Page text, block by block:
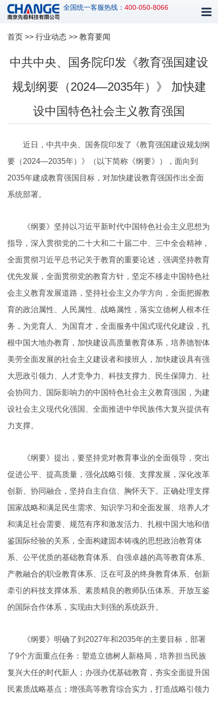
全国统一客服热线： 400-050-8066
首页 >> 行业动态 >> 教育要闻
中共中央、国务院印发《教育强国建设
规划纲要（2024—2035年）》 加快建
设中国特色社会主义教育强国
近日，中共中央、国务院印发了《教育强国建设规划纲
要（2024—2035年）》（以下简称《纲要》），面向到
2035年建成教育强国目标，对加快建设教育强国作出全面
系统部署。
《纲要》坚持以习近平新时代中国特色社会主义思想为
指导，深入贯彻党的二十大和二十届二中、三中全会精神，
全面贯彻习近平总书记关于教育的重要论述，强调坚持教育
优先发展，全面贯彻党的教育方针，坚定不移走中国特色社
会主义教育发展道路，坚持社会主义办学方向，全面把握教
育的政治属性、人民属性、战略属性，落实立德树人根本任
务，为党育人、为国育才，全面服务中国式现代化建设，扎
根中国大地办教育，加快建设高质量教育体系，培养德智体
美劳全面发展的社会主义建设者和接班人，加快建设具有强
大思政引领力、人才竞争力、科技支撑力、民生保障力、社
会协同力、国际影响力的中国特色社会主义教育强国，为建
设社会主义现代化强国、全面推进中华民族伟大复兴提供有
力支撑。
《纲要》提出，要坚持党对教育事业的全面领导，突出
促进公平、提高质量，强化战略引领、支撑发展，深化改革
创新、协同融合，坚持自主自信、胸怀天下。正确处理支撑
国家战略和满足民生需求、知识学习和全面发展、培养人才
和满足社会需要、规范有序和激发活力、扎根中国大地和借
鉴国际经验的关系，全面构建固本铸魂的思想政治教育体
系、公平优质的基础教育体系、自强卓越的高等教育体系、
产教融合的职业教育体系、泛在可及的终身教育体系、创新
牵引的科技支撑体系、素质精良的教师队伍体系、开放互鉴
的国际合作体系，实现由大到强的系统跃升。
《纲要》明确了到2027年和2035年的主要目标，部署
了9个方面重点任务：塑造立德树人新格局，培养担当民族
复兴大任的时代新人；办强办优基础教育，夯实全面提升国
民素质战略基点；增强高等教育综合实力，打造战略引领力